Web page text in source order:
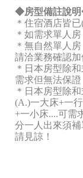
◆房型備註說
＊住宿酒店皆
＊如需求單人
＊無自然單人
請洽業務確認加
＊日本房型除
需求但無法保
＊日本房型除
(A.)一大床+一
+一小床....可需
分一人出來須
請見諒！